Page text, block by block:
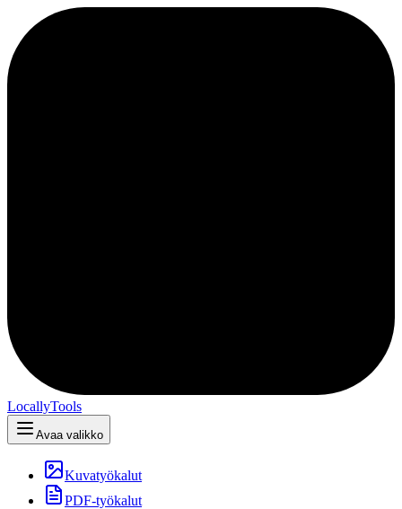
LocallyTools
Avaa valikko
Kuvatyökalut
PDF-työkalut